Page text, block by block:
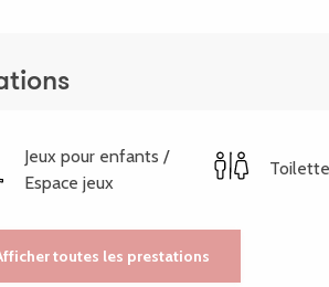
Jeux pour enfants /
Espace jeux
toutes les prestations